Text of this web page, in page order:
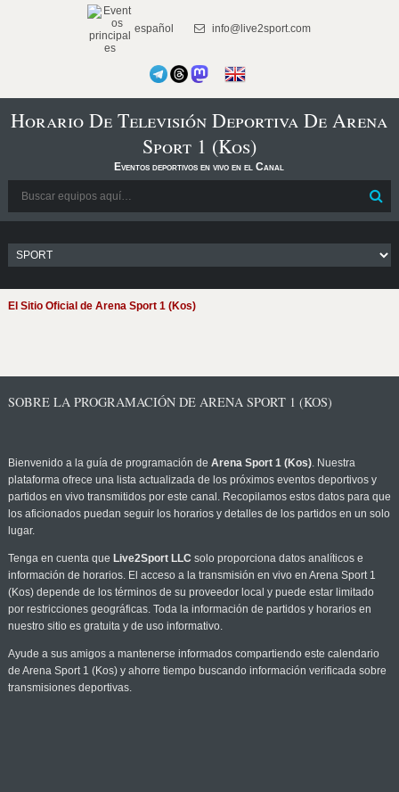
español info@live2sport.com
Horario De Televisión Deportiva De Arena
Sport 1 (Kos)
Eventos deportivos en vivo en el Canal
El Sitio Oficial de Arena Sport 1 (Kos)
SOBRE LA PROGRAMACIÓN DE ARENA SPORT 1 (KOS)
Bienvenido a la guía de programación de Arena Sport 1 (Kos). Nuestra
plataforma ofrece una lista actualizada de los próximos eventos deportivos y
partidos en vivo transmitidos por este canal. Recopilamos estos datos para que
los aficionados puedan seguir los horarios y detalles de los partidos en un solo
lugar.
Tenga en cuenta que Live2Sport LLC solo proporciona datos analíticos e
información de horarios. El acceso a la transmisión en vivo en Arena Sport 1
(Kos) depende de los términos de su proveedor local y puede estar limitado
por restricciones geográficas. Toda la información de partidos y horarios en
nuestro sitio es gratuita y de uso informativo.
Ayude a sus amigos a mantenerse informados compartiendo este calendario
de Arena Sport 1 (Kos) y ahorre tiempo buscando información verificada sobre
transmisiones deportivas.